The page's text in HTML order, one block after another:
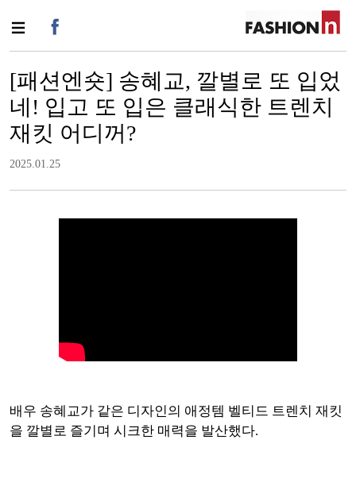
[패션엔숏] 송혜교, 깔별로 또 입었
네! 입고 또 입은 클래식한 트렌치
재킷 어디꺼?
2025.01.25
배우 송혜교가 같은 디자인의 애정템 벨티드 트렌치 재킷
을 깔별로 즐기며 시크한 매력을 발산했다.